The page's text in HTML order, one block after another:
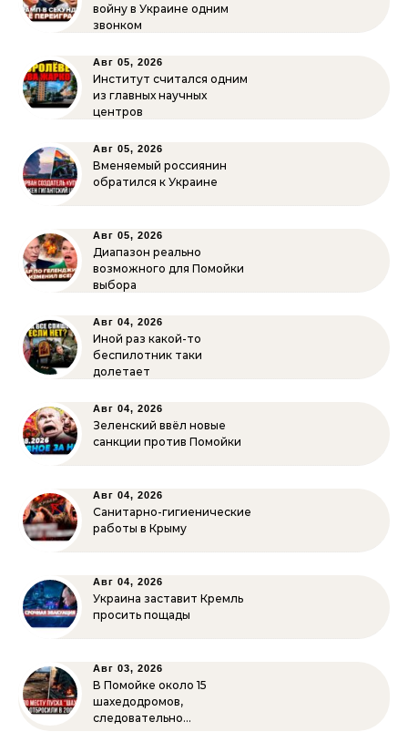
войну в Украине одним
звонком
Авг 05, 2026
Институт считался одним
из главных научных
центров
Авг 05, 2026
Вменяемый россиянин
обратился к Украине
Авг 05, 2026
Диапазон реально
возможного для Помойки
выбора
Авг 04, 2026
Иной раз какой-то
беспилотник таки
долетает
Авг 04, 2026
Зеленский ввёл новые
санкции против Помойки
Авг 04, 2026
Санитарно-гигиенические
работы в Крыму
Авг 04, 2026
Украина заставит Кремль
просить пощады
Авг 03, 2026
В Помойке около 15
шахедодромов,
следовательно…